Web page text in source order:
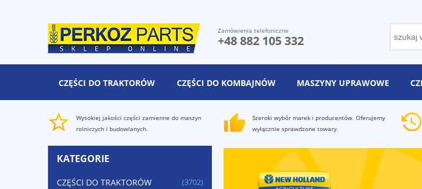
Zamówienia telefoniczne
+48 882 105 332
CZĘŚCI DO TRAKTORÓW CZĘŚCI DO KOMBAJNÓW MASZYNY UPRAWOWE
Wysokiej jakości części zamienne do maszyn
rolniczych i budowlanych.
Szeroki wybór marek i producentów. Oferujemy
wyłącznie sprawdzone towary.
KATEGORIE
CZĘŚCI DO TRAKTORÓW (3702)